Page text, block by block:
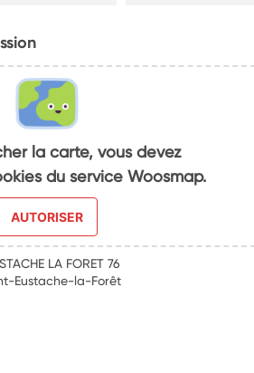
la carte, vous devez
du service Woosmap.
AUTORISER
LA FORET 76
Eustache-la-Forêt